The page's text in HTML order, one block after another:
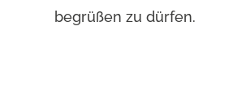
begrüßen zu dürfen.